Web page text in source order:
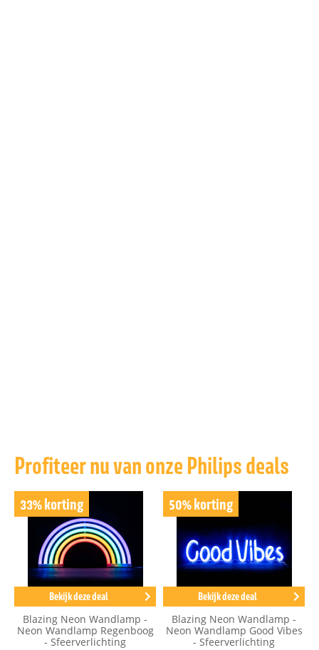
Profiteer nu van onze Philips deals
33% korting
Bekijk deze deal
Blazing Neon Wandlamp -
Neon Wandlamp Regenboog
- Sfeerverlichting
50% korting
Bekijk deze deal
Blazing Neon Wandlamp -
Neon Wandlamp Good Vibes
- Sfeerverlichting